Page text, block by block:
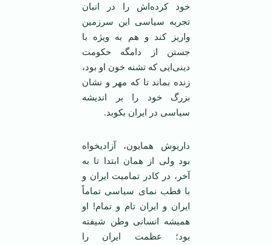
خود کرده‌اش را در انبان
تجربه سیاسی این سرزمین
واریز کند و هم به ویژه با
جستن از دامگه حکومت
دینی‌ایی که تشنه خون او بود،
زنده بماند تا که مهر و نشان
بزرگ خود را بر اندیشه
سیاسی در ایران بکوبد.
داریوش همایون، آزادیخواه
بود ولی از‌‌ همان ابتدا تا به
آخر، در کادر تمامیت ایران و
با قطب نمای سیاسی تماماً
ایران و ایران تام و تمام! او
همیشه انسانی وطن شیفته
بود؛ عظمت ایران را